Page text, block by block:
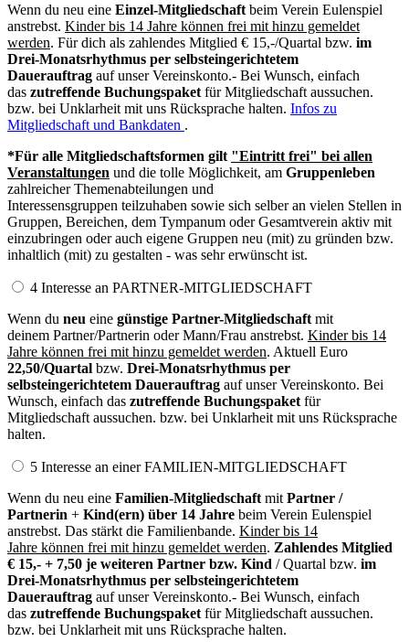
Wenn du neu eine Einzel-Mitgliedschaft beim Verein Eulenspiel
anstrebst. Kinder bis 14 Jahre können frei mit hinzu gemeldet
werden. Für dich als zahlendes Mitglied € 15,-/Quartal bzw. im
Drei-Monatsrhythmus per selbsteingerichtetem
Dauerauftrag auf unser Vereinskonto.- Bei Wunsch, einfach
das zutreffende Buchungspaket für Mitgliedschaft aussuchen.
bzw. bei Unklarheit mit uns Rücksprache halten. Infos zu
Mitgliedschaft und Bankdaten .
*Für alle Mitgliedschaftsformen gilt "Eintritt frei" bei allen
Veranstaltungen und die tolle Möglichkeit, am Gruppenleben
zahlreicher Themenabteilungen und
Interessensgruppen teilzuhaben sowie sich selber an vielen Stellen in
Gruppen, Bereichen, dem Tympanum oder Gesamtverein aktiv mit
einzubringen oder auch eigene Gruppen neu (mit) zu gründen bzw.
inhaltlich (mit) zu gestalten - was sehr erwünscht ist.
4 Interesse an PARTNER-MITGLIEDSCHAFT
Wenn du neu eine günstige Partner-Mitgliedschaft mit
deinem Partner/Partnerin oder Mann/Frau anstrebst. Kinder bis 14
Jahre können frei mit hinzu gemeldet werden. Aktuell Euro
22,50/Quartal bzw. Drei-Monatsrhythmus per
selbsteingerichtetem Dauerauftrag auf unser Vereinskonto. Bei
Wunsch, einfach das zutreffende Buchungspaket für
Mitgliedschaft aussuchen. bzw. bei Unklarheit mit uns Rücksprache
halten.
5 Interesse an einer FAMILIEN-MITGLIEDSCHAFT
Wenn du neu eine Familien-Mitgliedschaft mit Partner /
Partnerin + Kind(ern) über 14 Jahre beim Verein Eulenspiel
anstrebst. Das stärkt die Familienbande. Kinder bis 14
Jahre können frei mit hinzu gemeldet werden. Zahlendes Mitglied
€ 15,- + 7,50 je weiteren Partner bzw. Kind / Quartal bzw. im
Drei-Monatsrhythmus per selbsteingerichtetem
Dauerauftrag auf unser Vereinskonto.- Bei Wunsch, einfach
das zutreffende Buchungspaket für Mitgliedschaft aussuchen.
bzw. bei Unklarheit mit uns Rücksprache halten.